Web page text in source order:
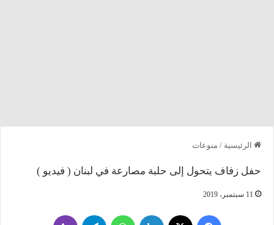
الرئيسية / منوعات
حفل زفاف يتحول إلى حلبة مصارعة في لبنان ( فيديو )
11 سبتمبر، 2019
فيسبوك لينكدإن واتساب تيلقرام